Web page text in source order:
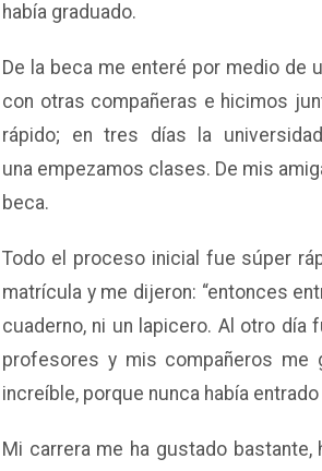
había graduado.
De la beca me enteré por medio de
con otras compañeras e hicimos
rápido; en tres días la
una empezamos clases. De mis
beca.
Todo el proceso inicial fue súper
matrícula y me dijeron: “entonces
cuaderno, ni un lapicero. Al otro día
profesores y mis compañeros me
increíble, porque nunca había
Mi carrera me ha gustado